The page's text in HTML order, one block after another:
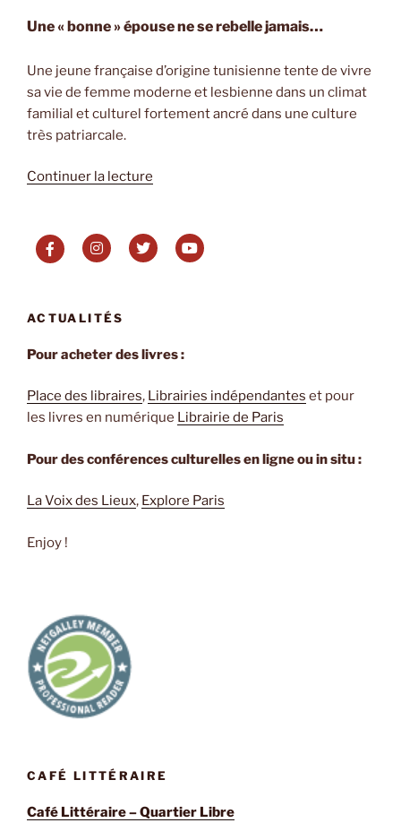
Une « bonne » épouse ne se rebelle jamais…
Une jeune française d’origine tunisienne tente de vivre
sa vie de femme moderne et lesbienne dans un climat
familial et culturel fortement ancré dans une culture
très patriarcale.
Continuer la lecture
de
Hela
ACTUALITÉS
Pour acheter des livres :
Place des libraires, Librairies indépendantes et pour
les livres en numérique Librairie de Paris
Pour des conférences culturelles en ligne ou in situ :
La Voix des Lieux, Explore Paris
Enjoy !
CAFÉ LITTÉRAIRE
Café Littéraire – Quartier Libre